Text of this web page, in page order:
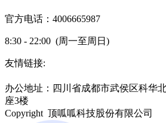
官方电话：4006665987
8:30 - 22:00 (周一至周日)
友情链接:
办公地址：四川省成都市武侯区科华
座3楼
Copyright 顶呱呱科技股份有限公司